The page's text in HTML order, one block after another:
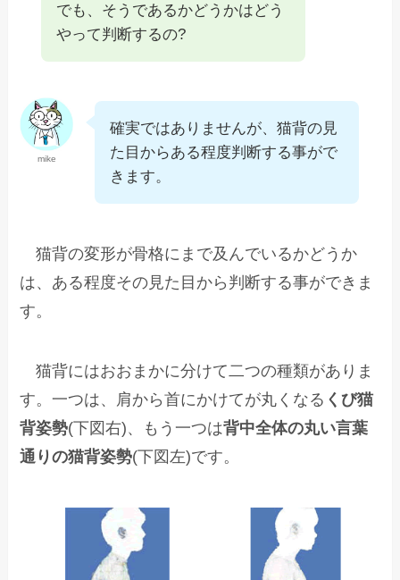
でも、そうであるかどうかはどう
やって判断するの?
mike
確実ではありませんが、猫背の見
た目からある程度判断する事がで
きます。
猫背の変形が骨格にまで及んでいるかどうか
は、ある程度その見た目から判断する事ができま
す。
猫背にはおおまかに分けて二つの種類がありま
す。一つは、肩から首にかけてが丸くなる くび猫
背姿勢(下図右)、もう一つは背中全体の丸い言葉
通りの猫背姿勢(下図左)です。